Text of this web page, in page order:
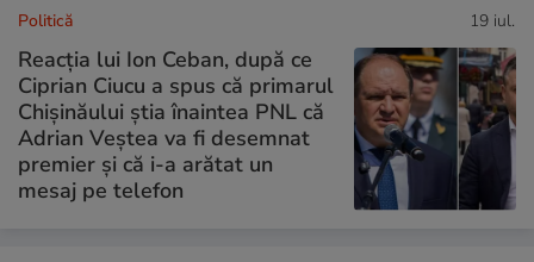
Politică 19 iul.
Reacția lui Ion Ceban, după ce
Ciprian Ciucu a spus că primarul
Chișinăului știa înaintea PNL că
Adrian Veștea va fi desemnat
premier și că i-a arătat un
mesaj pe telefon